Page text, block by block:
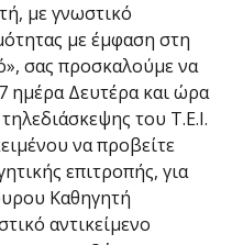
με γνωστικό
με έμφαση στη
σας προσκαλούμε να
ημέρα Δευτέρα και ώρα
του Τ.Ε.Ι.
να προβείτε
επιτροπής, για
Καθηγητή
αντικείμενο